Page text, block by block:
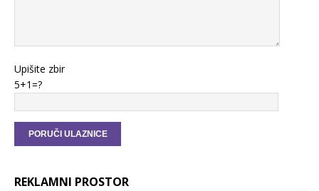
Upišite zbir
5+1=?
REKLAMNI PROSTOR